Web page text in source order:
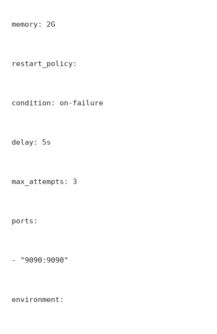
memory: 2G
restart_policy:
condition: on-failure
delay: 5s
max_attempts: 3
ports:
- "9090:9090"
environment: